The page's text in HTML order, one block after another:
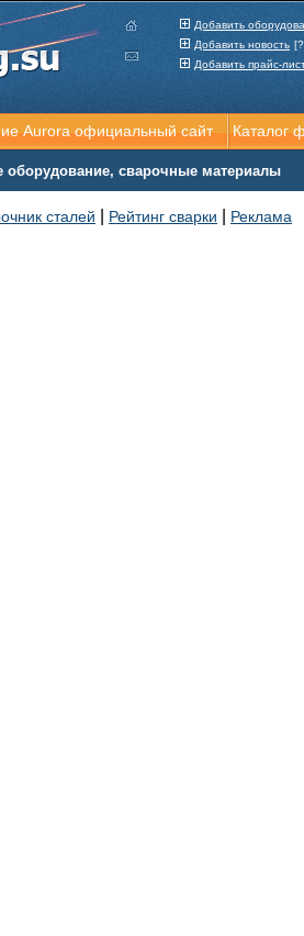
Aurora официальный сайт Каталог
оборудование, сварочные материалы
сталей Рейтинг сварки Реклама
Добавить
Добавить новость
Добавить прайс-